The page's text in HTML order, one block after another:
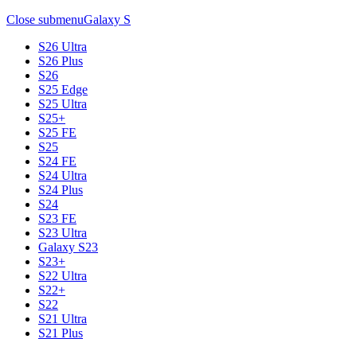
Close submenuGalaxy S
S26 Ultra
S26 Plus
S26
S25 Edge
S25 Ultra
S25+
S25 FE
S25
S24 FE
S24 Ultra
S24 Plus
S24
S23 FE
S23 Ultra
Galaxy S23
S23+
S22 Ultra
S22+
S22
S21 Ultra
S21 Plus